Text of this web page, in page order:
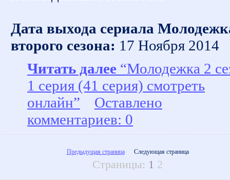
Дата выхода сериала
второго сезона: 17 Ноября 2014
Читать далее “Молодежка 2
1 серия (41 серия) смотреть
онлайн”
Оставлено
комментариев: 0
Предыдущая страница Следующая страница
Страницы: 1 2